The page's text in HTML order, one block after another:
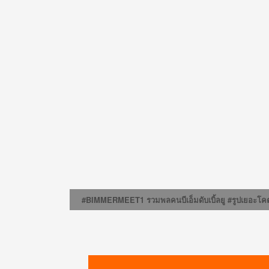
#BIMMERMEET1 รวมพลคนบีเอ็มดับเบิ้ลยู #รูปเยอะโค